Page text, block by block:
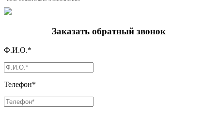
Заказать обратный звонок
Ф.И.О.*
Телефон*